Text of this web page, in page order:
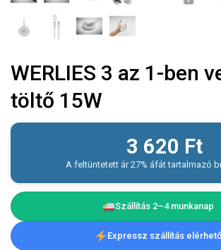
WERLIES 3 az 1-ben
töltő 15W
3 620 Ft
A feltüntetett ár 27% áfát tartalmazó
Szállítás 2–4 munkanap
Expressz szállítás elérhető